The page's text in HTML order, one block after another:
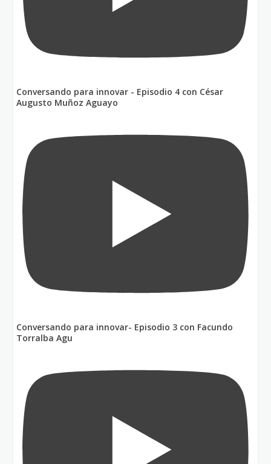
Conversando para innovar - Episodio 4 con César
Augusto Muñoz Aguayo
Conversando para innovar- Episodio 3 con Facundo
Torralba Agu